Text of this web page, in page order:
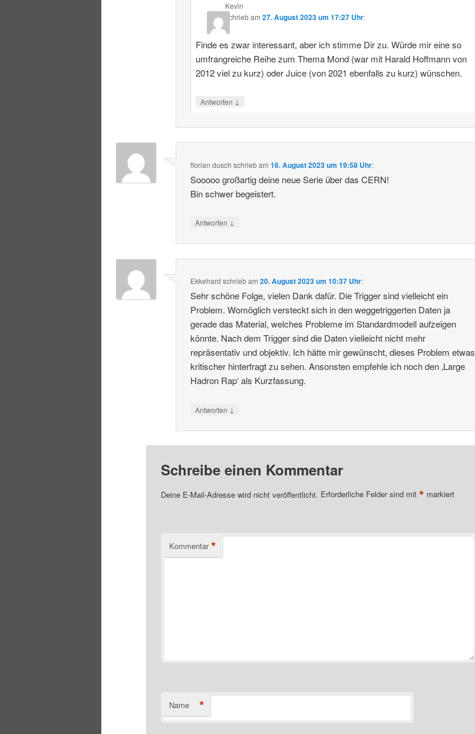
Kevin
schriebam 27. August 2023 um 17:27 Uhr:
Finde es zwar interessant, aber ich stimme Dir zu. Würde mir eine so
umfrangreiche Reihe zum Thema Mond (war mit Harald Hoffmann von
2012 viel zu kurz) oder Juice (von 2021 ebenfalls zu kurz) wünschen.
Antworten ↓
florian dusch schriebam16. August 2023 um 19:58 Uhr:
Sooooo großartig deine neue Serie über das CERN!
Bin schwer begeistert.
Antworten ↓
Ekkehard schriebam20. August 2023 um 10:37 Uhr:
Sehr schöne Folge, vielen Dank dafür. Die Trigger sind vielleicht ein
Problem. Womöglich versteckt sich in den weggetriggerten Daten ja
gerade das Material, welches Probleme im Standardmodell aufzeigen
könnte. Nach dem Trigger sind die Daten vielleicht nicht mehr
repräsentativ und objektiv. Ich hätte mir gewünscht, dieses Problem etwas
kritischer hinterfragt zu sehen. Ansonsten empfehle ich noch den ‚Large
Hadron Rap‘ als Kurzfassung.
Antworten ↓
Schreibe einen Kommentar
Deine E-Mail-Adresse wird nicht veröffentlicht. Erforderliche Felder sind mit* markiert
Kommentar *
Name *